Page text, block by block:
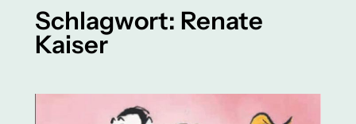
Schlagwort: Renate
Kaiser